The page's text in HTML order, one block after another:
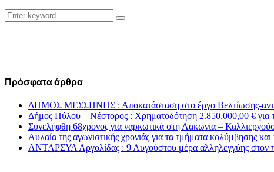
Search
for:
Search
Πρόσφατα άρθρα
ΔΗΜΟΣ ΜΕΣΣΗΝΗΣ : Αποκατάσταση στο έργο Βελτίωσης-
Δήμος Πύλου – Νέστορος : Χρηματοδότηση 2.850.000,00 € για
Συνελήφθη 68χρονος για ναρκωτικά στη Λακωνία –
Αυλαία της αγωνιστικής χρονιάς για τα τμήματα κολύμβησης
ΑΝΤΑΡΣΥΑ Αργολίδας : 9 Αυγούστου μέρα αλληλεγγύης στον